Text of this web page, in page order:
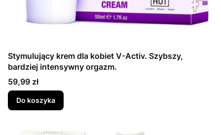
Stymulujący krem dla kobiet V-Activ. Szybszy,
bardziej intensywny orgazm.
Cena
59,99 zł
Do koszyka